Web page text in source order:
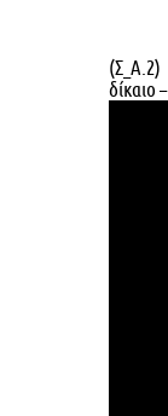
(Σ_Α.2)
δίκαιο